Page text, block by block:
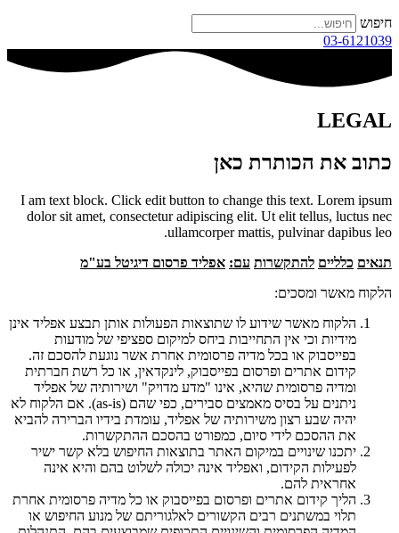
חיפוש
03-6121039
LEGAL
כתוב את הכותרת כאן
I am text block. Click edit button to change this text. Lorem ipsum
dolor sit amet, consectetur adipiscing elit. Ut elit tellus, luctus nec
ullamcorper mattis, pulvinar dapibus leo.
תנאים כלליים להתקשרות עם: אפליד פרסום דיגיטל בע"מ
הלקוח מאשר ומסכים:
הלקוח מאשר שידוע לו שתוצאות הפעולות אותן תבצע אפליד אינן
מידיות וכי אין התחייבות ביחס למיקום ספציפי של מודעות
בפייסבוק או בכל מדיה פרסומית אחרת אשר נוגעת להסכם זה.
קידום אתרים ופרסום בפייסבוק, לינקדאין, או כל רשת חברתית
ומדיה פרסומית שהיא, אינו "מדע מדויק" ושירותיה של אפליד
ניתנים על בסיס מאמצים סבירים, כפי שהם (as-is). אם הלקוח לא
יהיה שבע רצון משירותיה של אפליד, עומדת בידיו הברירה להביא
את ההסכם לידי סיום, כמפורט בהסכם ההתקשרות.
יתכנו שינויים במיקום האתר בתוצאות החיפוש בלא קשר ישיר
לפעילות הקידום, ואפליד אינה יכולה לשלוט בהם והיא אינה
אחראית להם.
הליך קידום אתרים ופרסום בפייסבוק או כל מדיה פרסומית אחרת
תלוי במשתנים רבים הקשורים לאלגוריתם של מנוע החיפוש או